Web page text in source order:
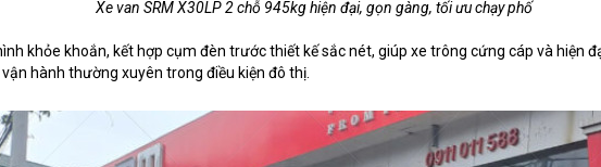
Xe van SRM X30LP 2 chỗ 945kg hiện đại, gọn gàng, tối ưu chạy phố
khỏe khoắn, kết hợp cụm đèn trước thiết kế sắc nét, giúp xe trông cứng cáp và hiện
hành thường xuyên trong điều kiện đô thị.